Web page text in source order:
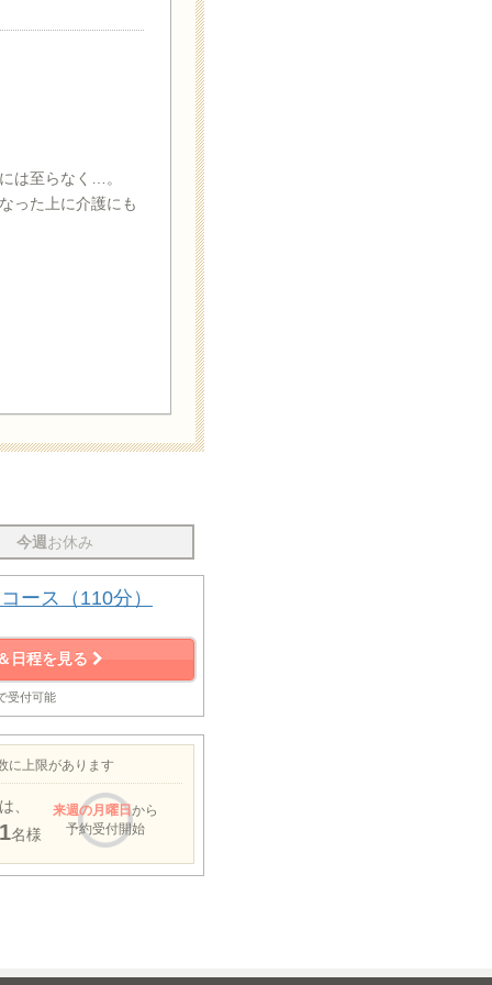
は至らなく…。
った上に介護にも
今週 お休み
ース（110分）
日程を見る
受付可能
に上限があります
は、
1名様
来週の月曜日から
予約受付開始